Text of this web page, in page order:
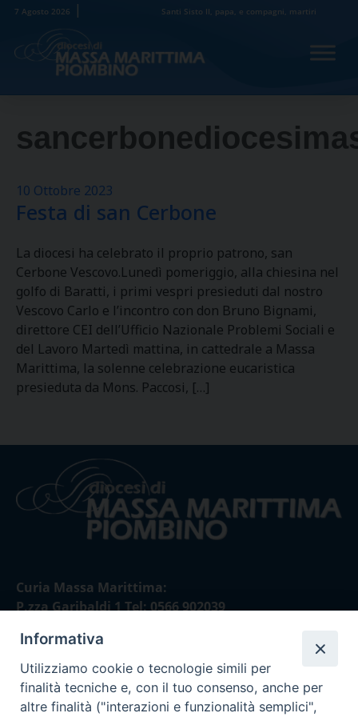
Skip
content
7 Agosto 2026 Santi Sisto II, papa, e compagni, martiri
10 Ottobre 2023
Festa di san Cerbone
La diocesi ha celebrato il proprio patrono, san
Cerbone Vescovo.Lunedì pomeriggio, alla chiesina nel
golfo di Baratti, i primi vespri presieduti dal nostro
Vescovo Carlo e l’incontro con don Bruno Bignami,
direttore CEI dell’Ufficio Nazionale Problemi Sociali e
del Lavoro Martedì mattina, in cattedrale a Massa
Marittima, la solenne celebrazione eucaristica
presieduta da Mons. Paccosi, […]
Curia Massa Marittima:
P.zza Garibaldi 1 Tel: 0566 902039
Curia Piombino:
Via Don Minzoni,58/A Tel e Fax: 0565 32036
E-mail:
Informativa
Utilizziamo cookie o tecnologie simili per
finalità tecniche e, con il tuo consenso, anche per
altre finalità ("interazioni e funzionalità semplici",